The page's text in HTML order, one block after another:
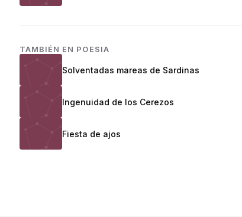
TAMBIÉN EN POESIA
Solventadas mareas de Sardinas
Ingenuidad de los Cerezos
Fiesta de ajos